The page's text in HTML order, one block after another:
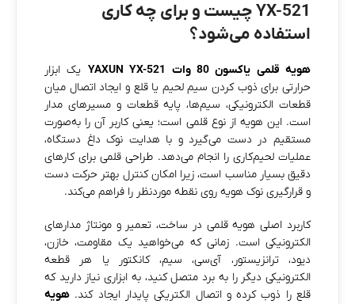
YX-521 چیست و برای چه کاری
استفاده می‌شود؟
هویه قلمی یاکسون 80 وات YAXUN YX-521
یک ابزار
حرارتی برای ذوب کردن سیم لحیم یا قلع و ایجاد اتصال میان
قطعات الکترونیکی، سیم‌ها، پایه قطعات و مسیرهای مدار
است. این هویه از نوع قلمی است؛ یعنی کاربر آن را به‌صورت
مستقیم در دست می‌گیرد و با هدایت نوک داغ دستگاه،
عملیات لحیم‌کاری را انجام می‌دهد. طراحی قلمی برای کارهای
دقیق بسیار مناسب است، زیرا امکان کنترل بهتر حرکت دست
و قرارگیری نوک هویه روی نقطه موردنظر را فراهم می‌کند.
کاربرد اصلی هویه قلمی در ساخت، تعمیر و مونتاژ مدارهای
الکترونیکی است. زمانی که می‌خواهید یک مقاومت، خازن،
دیود، ترانزیستور، آی‌سی، سیم، کانکتور یا هر قطعه
الکترونیکی دیگر را به برد متصل کنید، به ابزاری نیاز دارید که
قلع را ذوب کرده و اتصال الکتریکی پایدار ایجاد کند. هویه